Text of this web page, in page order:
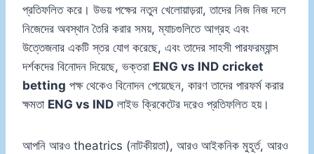
প্রতিফলিত করে। উভয় পক্ষের নতুন খেলোয়াড়রা, তাদের নিজ নিজ দলে
নিজেদের অবস্থান তৈরি করার সময়, ম্যাচগুলিতে আগ্রহ এবং
উত্তেজনার একটি স্তর যোগ করেছে, এবং তাদের সাহসী পারফরম্যান্স
দর্শকদের বিনোদন দিয়েছে, ভক্তরা ENG vs IND cricket
betting পক্ষ থেকেও বিনোদন পেয়েছেন, কারণ তাদের পারফর্ম করার
ক্ষমতা ENG vs IND লাইভ ক্রিকেটের দরেও প্রতিফলিত হয়।
আপনি আরও theatrics (নাটকীয়তা), আরও আইকনিক মুহূর্ত, আরও